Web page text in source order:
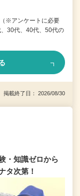
※アンケートに必要
30代、40代、50代の
載終了日： 2026/08/30
・知識ゼロから
タ次第！